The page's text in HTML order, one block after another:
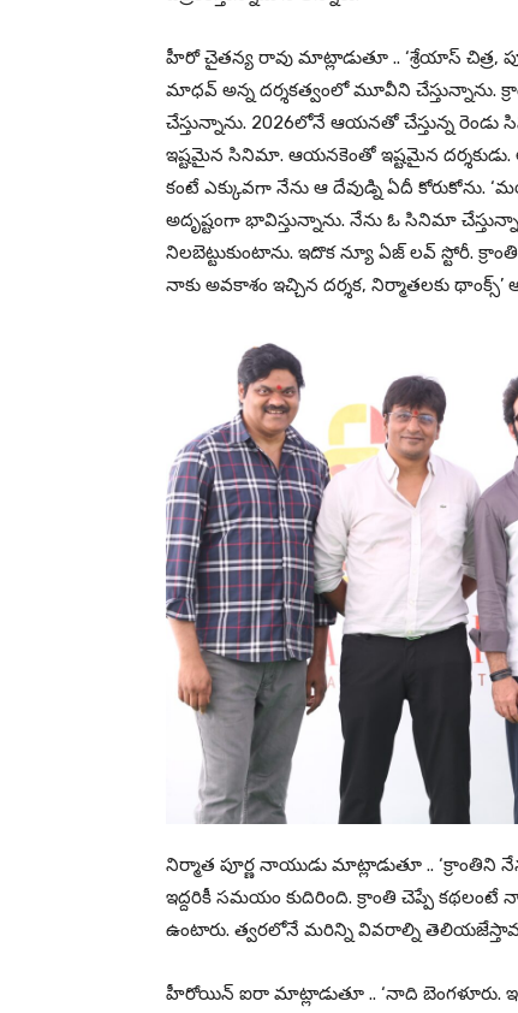
హీరో చైతన్య రావు మాట్లాడుతూ .. ‘శ్రేయాస్ చిత్ర,
మాధవ్ అన్న దర్శకత్వంలో మూవీని చేస్తున్నాను.
చేస్తున్నాను. 2026లోనే ఆయనతో చేస్తున్న
ఇష్టమైన సినిమా. ఆయనకెంతో ఇష్టమైన దర్శకుడు.
కంటే ఎక్కువగా నేను ఆ దేవుడ్ని ఏదీ కోరుకోను.
అదృష్టంగా భావిస్తున్నాను. నేను ఓ సినిమా
నిలబెట్టుకుంటాను. ఇదొక న్యూ ఏజ్ లవ్ స్టోరీ.
నాకు అవకాశం ఇచ్చిన దర్శక, నిర్మాతలకు థాంక్స్’
నిర్మాత పూర్ణ నాయుడు మాట్లాడుతూ .. ‘క్రాంతిని
ఇద్దరికీ సమయం కుదిరింది. క్రాంతి చెప్పే కథలంటే
ఉంటారు. త్వరలోనే మరిన్ని వివరాల్ని
హీరోయిన్ ఐరా మాట్లాడుతూ .. ‘నాది బెంగళూరు.